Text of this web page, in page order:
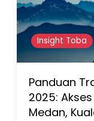
Insight Toba
Panduan
2025:
Medan,